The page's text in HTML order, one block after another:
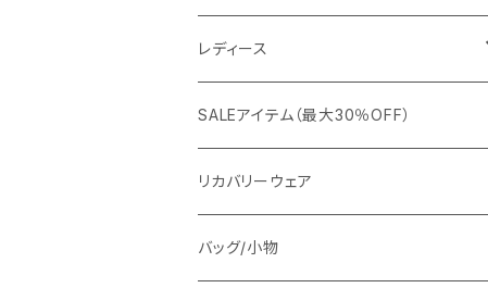
G-stage
TETEHOMME
TAION
フォーマル
Tシャツ/ポロシャツ
カジュアルジャケット
ビジネスジャケット
ブルゾン
コート
マウンテンパーカー/アウトドア
ダウン / 中綿アウター
ビジネス
セットアップ
ワイシャツ
カジュアル
ニット/Tシャツ/カットソー
スウェット/パーカー
アウター
レディース
アウター
トップス（ブラウス/カットソー）
ジャケット
SALEアイテム（最大30％OFF）
リカバリーウェア
バッグ/小物